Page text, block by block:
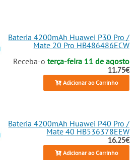
Bateria 4200mAh Huawei P30 Pro /
Mate 20 Pro HB486486ECW
Receba-oterça-feira 11 de agosto
11.75€
Adicionar ao Carrinho
Bateria 4200mAh Huawei P40 Pro /
Mate 40 HB536378EEW
16.25€
Adicionar ao Carrinho